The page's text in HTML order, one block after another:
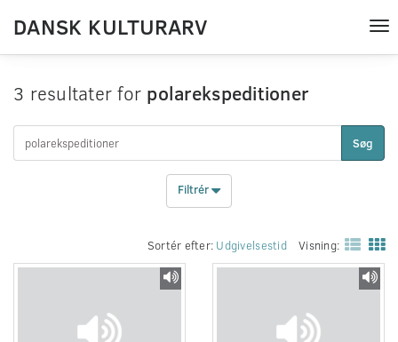
DANSK KULTURARV
3 resultater for polarekspeditioner
Søg
Filtrér
Sortér efter: Udgivelsestid Visning: